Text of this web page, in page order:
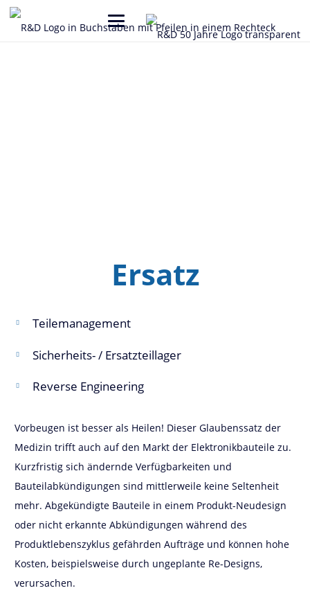
Ersatz
Teilemanagement
Sicherheits- / Ersatzteillager
Reverse Engineering
Vorbeugen ist besser als Heilen! Dieser Glaubenssatz der
Medizin trifft auch auf den Markt der Elektronikbauteile zu.
Kurzfristig sich ändernde Verfügbarkeiten und
Bauteilabkündigungen sind mittlerweile keine Seltenheit
mehr. Abgekündigte Bauteile in einem Produkt-Neudesign
oder nicht erkannte Abkündigungen während des
Produktlebenszyklus gefährden Aufträge und können hohe
Kosten, beispielsweise durch ungeplante Re-Designs,
verursachen.